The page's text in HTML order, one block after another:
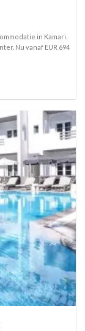
in Kamari.
Nu vanaf EUR 694